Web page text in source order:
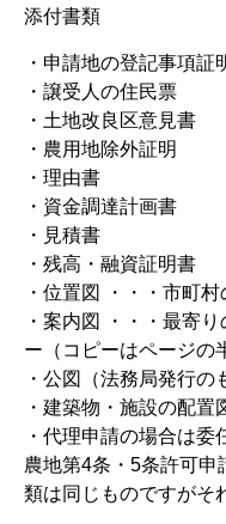
添付書類
・申請地の登記事項証
・譲受人の住民票
・土地改良区意見書
・農用地除外証明
・理由書
・資金調達計画書
・見積書
・残高・融資証明書
・位置図 ・・・市町
・案内図 ・・・最寄
ー（コピーはページの
・公図（法務局発行の
・建築物・施設の配置
・代理申請の場合は委
農地第4条・5条許可申
類は同じものですがそ